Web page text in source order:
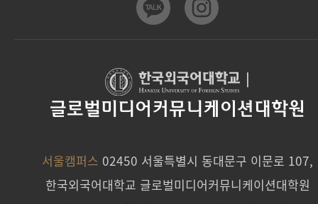
글로벌미디어커뮤니케이션대학원
서울캠퍼스 02450 서울특별시 동대문구 이문로 107,
한국외국어대학교 글로벌미디어커뮤니케이션대학원